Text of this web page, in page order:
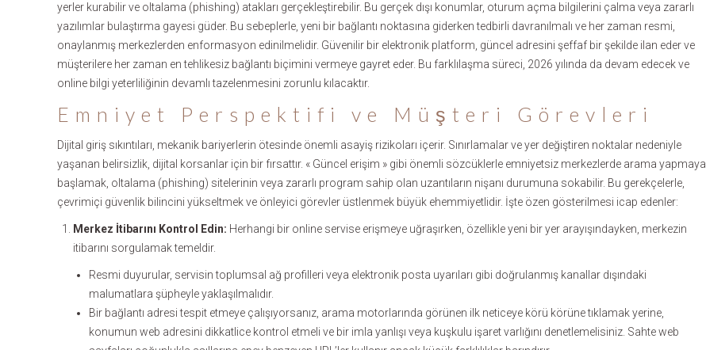
yerler kurabilir ve oltalama (phishing) atakları gerçekleştirebilir. Bu gerçek dışı konumlar, oturum açma bilgilerini çalma veya zararlı
yazılımlar bulaştırma gayesi güder. Bu sebeplerle, yeni bir bağlantı noktasına giderken tedbirli davranılmalı ve her zaman resmi,
onaylanmış merkezlerden enformasyon edinilmelidir. Güvenilir bir elektronik platform, güncel adresini şeffaf bir şekilde ilan eder ve
müşterilere her zaman en tehlikesiz bağlantı biçimini vermeye gayret eder. Bu farklılaşma süreci, 2026 yılında da devam edecek ve
online bilgi yeterliliğinin devamlı tazelenmesini zorunlu kılacaktır.
Emniyet Perspektifi ve Müşteri Görevleri
Dijital giriş sıkıntıları, mekanik bariyerlerin ötesinde önemli asayiş rizikoları içerir. Sınırlamalar ve yer değiştiren noktalar nedeniyle
yaşanan belirsizlik, dijital korsanlar için bir fırsattır. « Güncel erişim » gibi önemli sözcüklerle emniyetsiz merkezlerde arama yapmaya
başlamak, oltalama (phishing) sitelerinin veya zararlı program sahip olan uzantıların nişanı durumuna sokabilir. Bu gerekçelerle,
çevrimiçi güvenlik bilincini yükseltmek ve önleyici görevler üstlenmek büyük ehemmiyetlidir. İşte özen gösterilmesi icap edenler:
Merkez İtibarını Kontrol Edin: Herhangi bir online servise erişmeye uğraşırken, özellikle yeni bir yer arayışındayken, merkezin
itibarını sorgulamak temeldir.
Resmi duyurular, servisin toplumsal ağ profilleri veya elektronik posta uyarıları gibi doğrulanmış kanallar dışındaki
malumatlara şüpheyle yaklaşılmalıdır.
Bir bağlantı adresi tespit etmeye çalışıyorsanız, arama motorlarında görünen ilk neticeye körü körüne tıklamak yerine,
konumun web adresini dikkatlice kontrol etmeli ve bir imla yanlışı veya kuşkulu işaret varlığını denetlemelisiniz. Sahte web